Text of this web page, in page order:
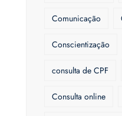
Comunicação
Conscientização
consulta de CPF
Consulta online